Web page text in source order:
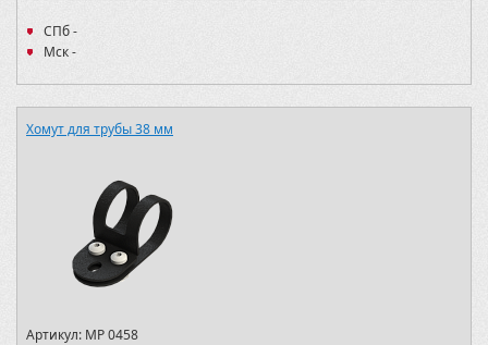
СПб -
Мск -
Хомут для трубы 38 мм
Артикул: MP 0458